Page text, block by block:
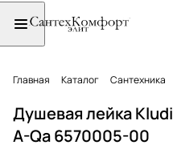
Главная Каталог Сантехника
Душевая лейка Kludi
A-Qa 6570005-00